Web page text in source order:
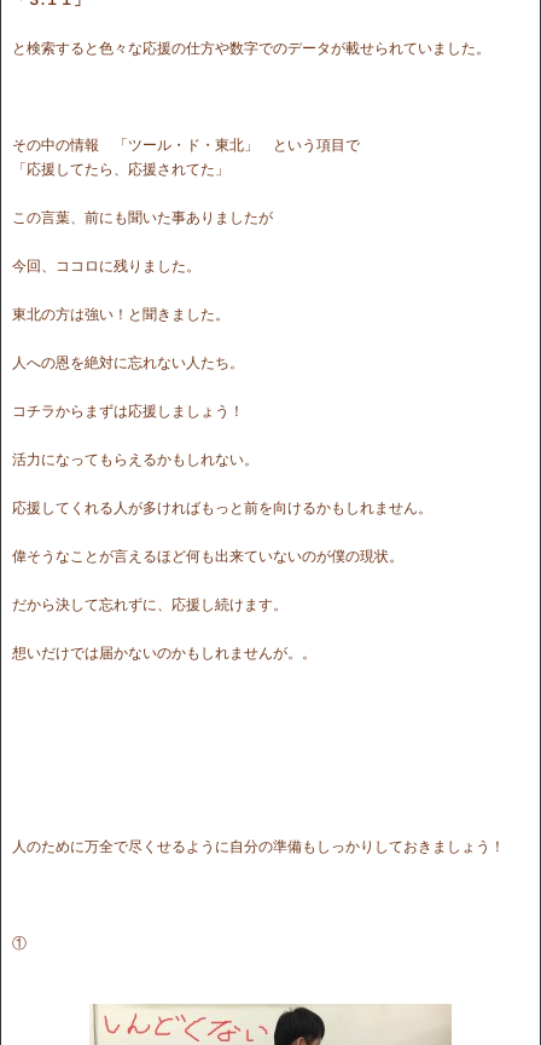
と検索すると色々な応援の仕方や数字でのデータが載せられていました。
その中の情報 「ツール・ド・東北」 という項目で
「応援してたら、応援されてた」
この言葉、前にも聞いた事ありましたが
今回、ココロに残りました。
東北の方は強い！と聞きました。
人への恩を絶対に忘れない人たち。
コチラからまずは応援しましょう！
活力になってもらえるかもしれない。
応援してくれる人が多ければもっと前を向けるかもしれません。
偉そうなことが言えるほど何も出来ていないのが僕の現状。
だから決して忘れずに、応援し続けます。
想いだけでは届かないのかもしれませんが。。
人のために万全で尽くせるように自分の準備もしっかりしておきましょう！
①